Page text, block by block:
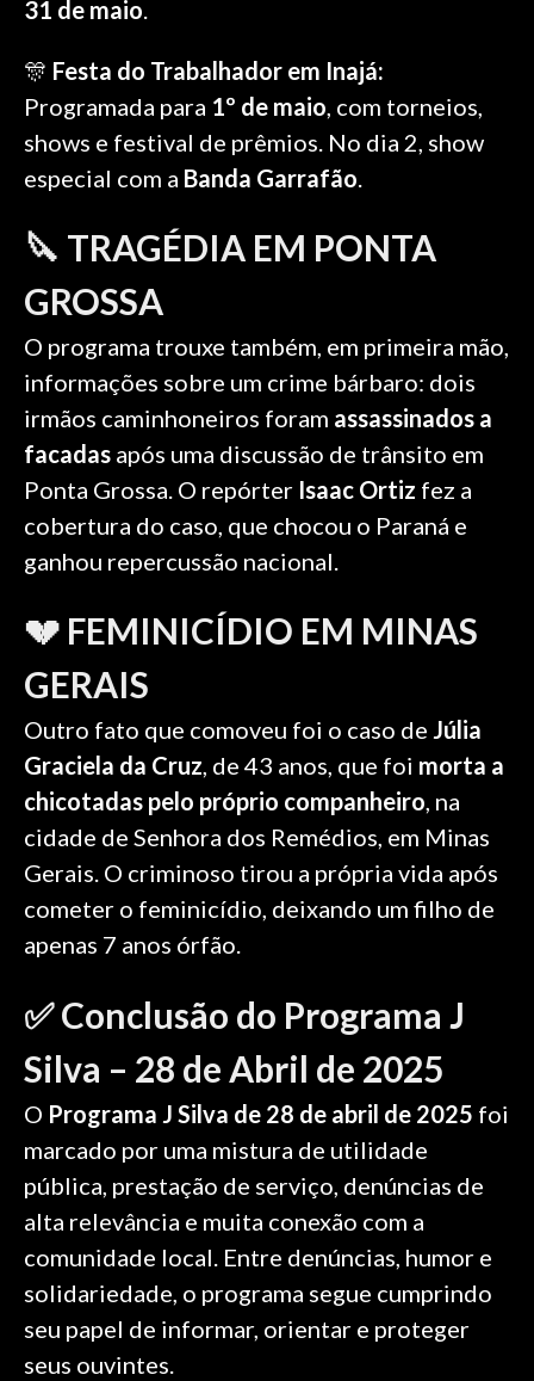
31 de maio.
🎊 Festa do Trabalhador em Inajá:
Programada para 1º de maio, com torneios,
shows e festival de prêmios. No dia 2, show
especial com a Banda Garrafão.
🔪 TRAGÉDIA EM PONTA
GROSSA
O programa trouxe também, em primeira mão,
informações sobre um crime bárbaro: dois
irmãos caminhoneiros foram assassinados a
facadas após uma discussão de trânsito em
Ponta Grossa. O repórter Isaac Ortiz fez a
cobertura do caso, que chocou o Paraná e
ganhou repercussão nacional.
💔 FEMINICÍDIO EM MINAS
GERAIS
Outro fato que comoveu foi o caso de Júlia
Graciela da Cruz, de 43 anos, que foi morta a
chicotadas pelo próprio companheiro, na
cidade de Senhora dos Remédios, em Minas
Gerais. O criminoso tirou a própria vida após
cometer o feminicídio, deixando um filho de
apenas 7 anos órfão.
✅ Conclusão do Programa J
Silva – 28 de Abril de 2025
O Programa J Silva de 28 de abril de 2025 foi
marcado por uma mistura de utilidade
pública, prestação de serviço, denúncias de
alta relevância e muita conexão com a
comunidade local. Entre denúncias, humor e
solidariedade, o programa segue cumprindo
seu papel de informar, orientar e proteger
seus ouvintes.